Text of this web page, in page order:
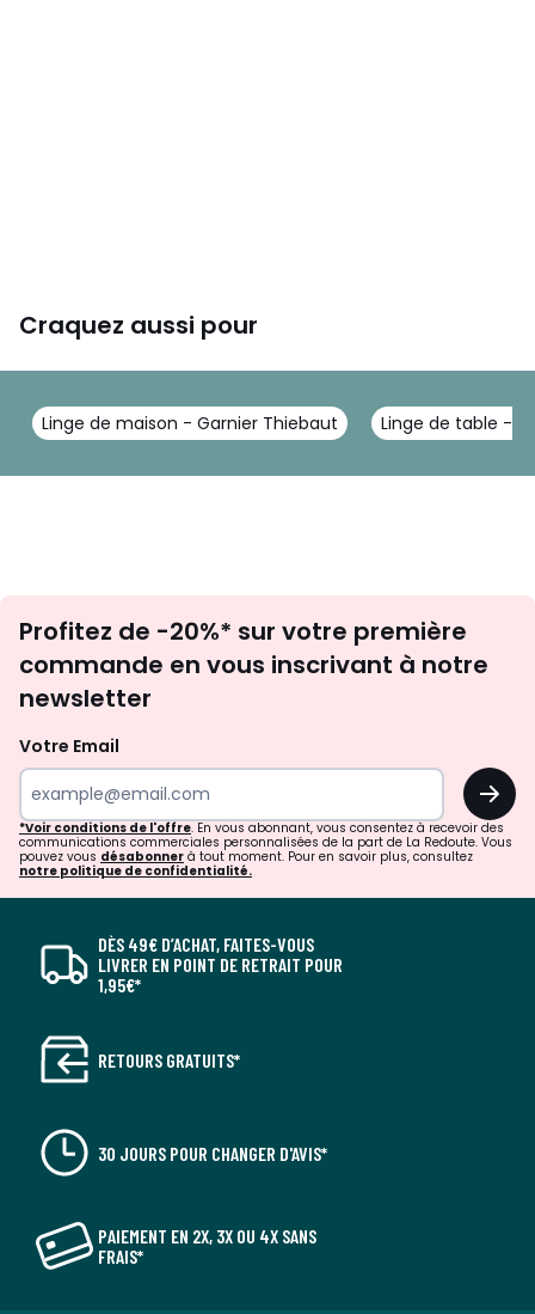
Craquez aussi pour
Linge de maison - Garnier Thiebaut Linge de table -
newsletter
Profitez de -20%* sur votre première
commande en vous inscrivant à notre
newsletter
Votre Email
OK
*Voir conditions de l'offre. En vous abonnant, vous consentez à recevoir des
communications commerciales personnalisées de la part de La Redoute. Vous
pouvez vous désabonner à tout moment. Pour en savoir plus, consultez
notre politique de confidentialité.
DÈS 49€ D’ACHAT, FAITES-VOUS
LIVRER EN POINT DE RETRAIT POUR
1,95€*
RETOURS GRATUITS*
30 JOURS POUR CHANGER D'AVIS*
PAIEMENT EN 2X, 3X OU 4X SANS
FRAIS*